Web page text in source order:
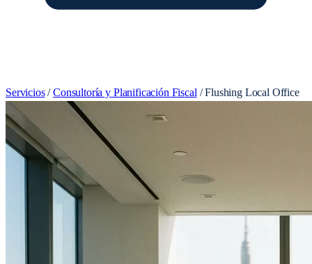
Servicios / Consultoría y Planificación Fiscal / Flushing Local Office